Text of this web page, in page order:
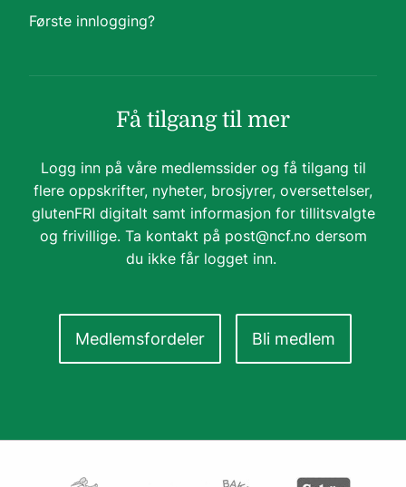
Få tilgang til mer
Logg inn på våre medlemssider og få tilgang til
flere oppskrifter, nyheter, brosjyrer, oversettelser,
glutenFRI digitalt samt informasjon for tillitsvalgte
og frivillige. Ta kontakt på post@ncf.no dersom
du ikke får logget inn.
Medlemsfordeler Bli medlem
Første innlogging?